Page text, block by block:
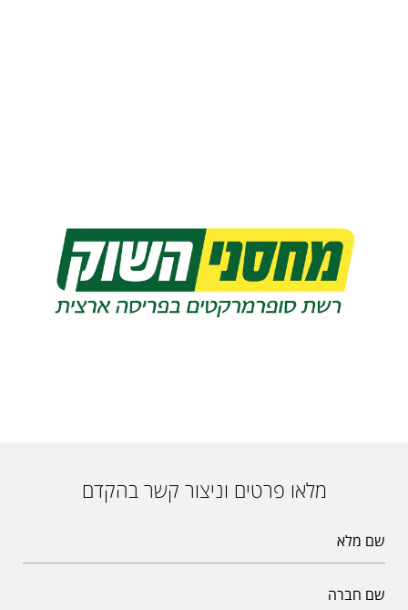
מלאו פרטים וניצור קשר בהקדם